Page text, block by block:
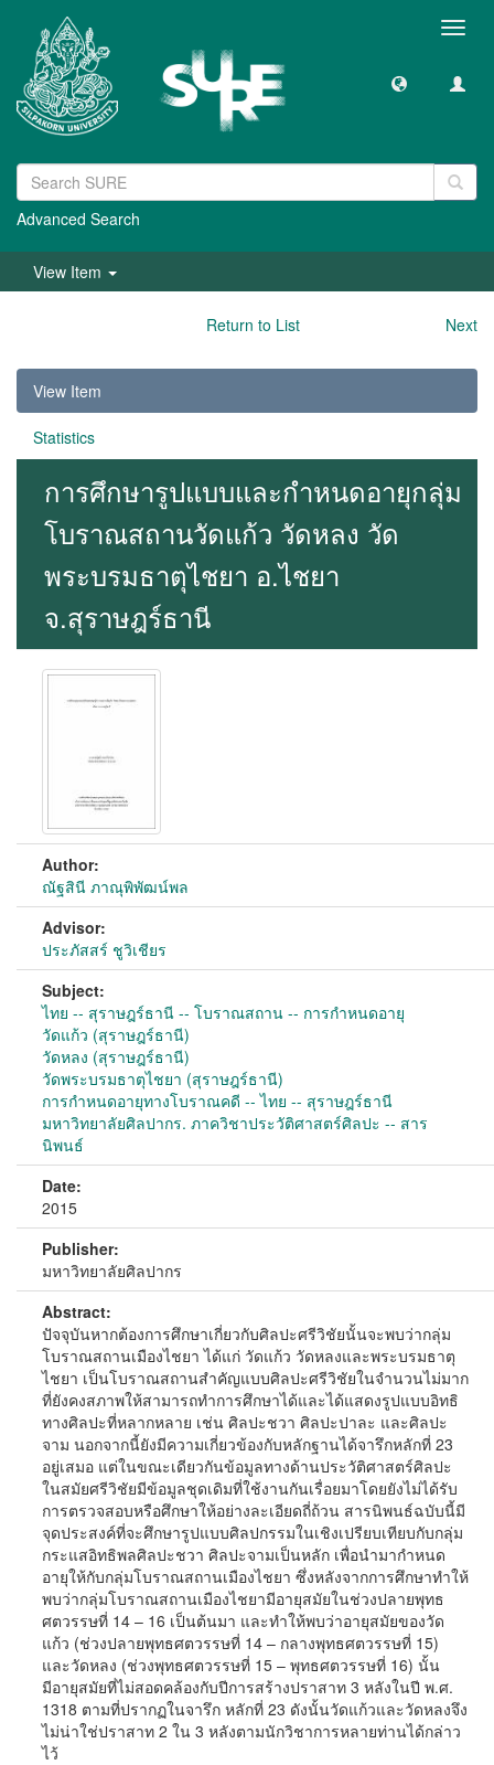
Advanced Search
View Item
Return to List Next
View Item
Statistics
การศึกษารูปแบบและกำหนดอายุกลุ่ม
โบราณสถานวัดแก้ว วัดหลง วัด
พระบรมธาตุไชยา อ.ไชยา
จ.สุราษฎร์ธานี
Author:
ณัฐสินี ภาณุพิพัฒน์พล
Advisor:
ประภัสสร์ ชูวิเชียร
Subject:
ไทย -- สุราษฎร์ธานี -- โบราณสถาน -- การกำหนดอายุ
วัดแก้ว (สุราษฎร์ธานี)
วัดหลง (สุราษฎร์ธานี)
วัดพระบรมธาตุไชยา (สุราษฎร์ธานี)
การกำหนดอายุทางโบราณคดี -- ไทย -- สุราษฎร์ธานี
มหาวิทยาลัยศิลปากร. ภาควิชาประวัติศาสตร์ศิลปะ -- สาร
นิพนธ์
Date:
2015
Publisher:
มหาวิทยาลัยศิลปากร
Abstract:
ปัจจุบันหากต้องการศึกษาเกี่ยวกับศิลปะศรีวิชัยนั้นจะพบว่ากลุ่ม
โบราณสถานเมืองไชยา ได้แก่ วัดแก้ว วัดหลงและพระบรมธาตุ
ไชยา เป็นโบราณสถานสำคัญแบบศิลปะศรีวิชัยในจำนวนไม่มาก
ที่ยังคงสภาพให้สามารถทำการศึกษาได้และได้แสดงรูปแบบอิทธิ
ทางศิลปะที่หลากหลาย เช่น ศิลปะชวา ศิลปะปาละ และศิลปะ
จาม นอกจากนี้ยังมีความเกี่ยวข้องกับหลักฐานได้จารึกหลักที่ 23
อยู่เสมอ แต่ในขณะเดียวกันข้อมูลทางด้านประวัติศาสตร์ศิลปะ
ในสมัยศรีวิชัยมีข้อมูลชุดเดิมที่ใช้งานกันเรื่อยมาโดยยังไม่ได้รับ
การตรวจสอบหรือศึกษาให้อย่างละเอียดถี่ถ้วน สารนิพนธ์ฉบับนี้มี
จุดประสงค์ที่จะศึกษารูปแบบศิลปกรรมในเชิงเปรียบเทียบกับกลุ่ม
กระแสอิทธิพลศิลปะชวา ศิลปะจามเป็นหลัก เพื่อนำมากำหนด
อายุให้กับกลุ่มโบราณสถานเมืองไชยา ซึ่งหลังจากการศึกษาทำให้
พบว่ากลุ่มโบราณสถานเมืองไชยามีอายุสมัยในช่วงปลายพุทธ
ศตวรรษที่ 14 – 16 เป็นต้นมา และทำให้พบว่าอายุสมัยของวัด
แก้ว (ช่วงปลายพุทธศตวรรษที่ 14 – กลางพุทธศตวรรษที่ 15)
และวัดหลง (ช่วงพุทธศตวรรษที่ 15 – พุทธศตวรรษที่ 16) นั้น
มีอายุสมัยที่ไม่สอดคล้องกับปีการสร้างปราสาท 3 หลังในปี พ.ศ.
1318 ตามที่ปรากฏในจารึก หลักที่ 23 ดังนั้นวัดแก้วและวัดหลงจึง
ไม่น่าใช่ปราสาท 2 ใน 3 หลังตามนักวิชาการหลายท่านได้กล่าว
ไว้